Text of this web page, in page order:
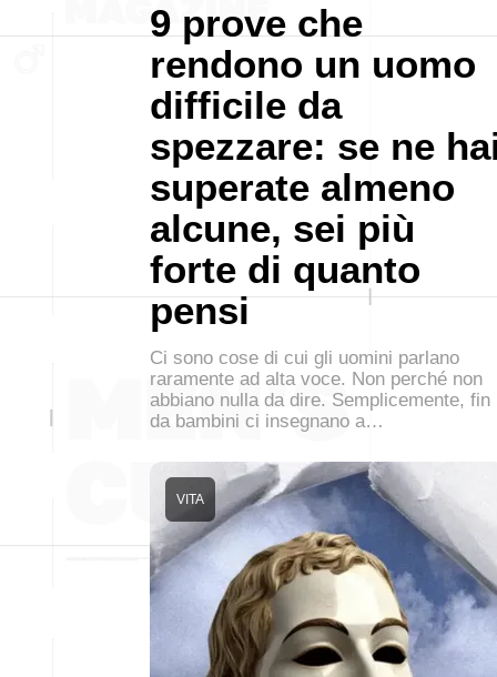
9 prove che
rendono un uomo
difficile da
spezzare: se ne
superate almeno
alcune, sei più
forte di quanto
pensi
Ci sono cose di cui gli uomini parlano
raramente ad alta voce. Non perché non
abbiano nulla da dire. Semplicemente, fin
da bambini ci insegnano a…
VITA